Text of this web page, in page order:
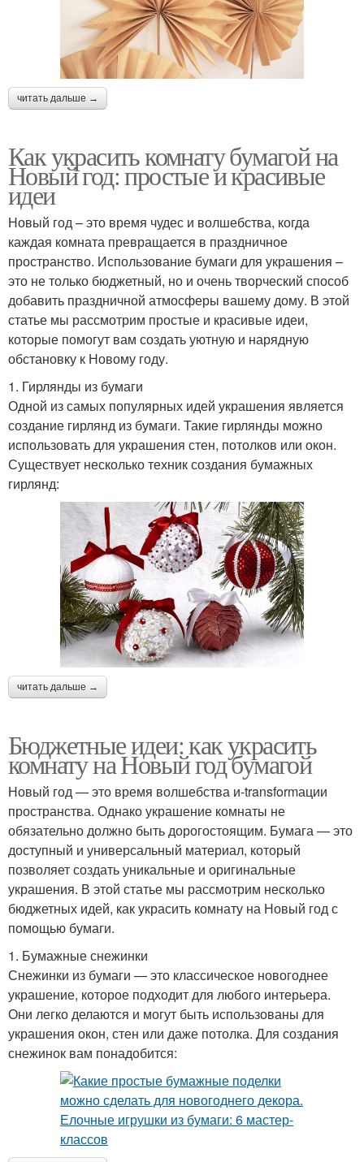
читать дальше →
Как украсить комнату бумагой на
Новый год: простые и красивые
идеи
Новый год – это время чудес и волшебства, когда
каждая комната превращается в праздничное
пространство. Использование бумаги для украшения –
это не только бюджетный, но и очень творческий способ
добавить праздничной атмосферы вашему дому. В этой
статье мы рассмотрим простые и красивые идеи,
которые помогут вам создать уютную и нарядную
обстановку к Новому году.
1. Гирлянды из бумаги
Одной из самых популярных идей украшения является
создание гирлянд из бумаги. Такие гирлянды можно
использовать для украшения стен, потолков или окон.
Существует несколько техник создания бумажных
гирлянд:
читать дальше →
Бюджетные идеи: как украсить
комнату на Новый год бумагой
Новый год — это время волшебства и-transformации
пространства. Однако украшение комнаты не
обязательно должно быть дорогостоящим. Бумага — это
доступный и универсальный материал, который
позволяет создать уникальные и оригинальные
украшения. В этой статье мы рассмотрим несколько
бюджетных идей, как украсить комнату на Новый год с
помощью бумаги.
1. Бумажные снежинки
Снежинки из бумаги — это классическое новогоднее
украшение, которое подходит для любого интерьера.
Они легко делаются и могут быть использованы для
украшения окон, стен или даже потолка. Для создания
снежинок вам понадобится: